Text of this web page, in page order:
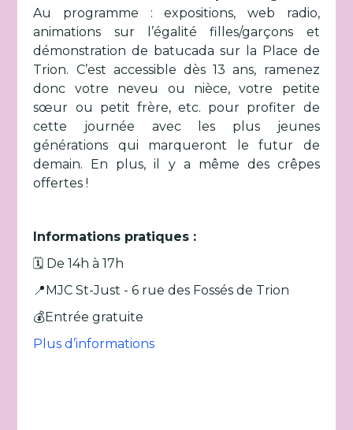
Au programme : expositions, web radio,
animations sur l’égalité filles/garçons et
démonstration de batucada sur la Place de
Trion. C’est accessible dès 13 ans, ramenez
donc votre neveu ou nièce, votre petite
sœur ou petit frère, etc. pour profiter de
cette journée avec les plus jeunes
générations qui marqueront le futur de
demain. En plus, il y a même des crêpes
offertes !
Informations pratiques :
🗓️ De 14h à 17h
📍MJC St-Just - 6 rue des Fossés de Trion
💰Entrée gratuite
Plus d’informations